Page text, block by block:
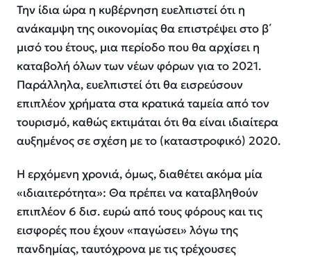
Την ίδια ώρα η κυβέρνηση ευελπιστεί ότι η
ανάκαμψη της οικονομίας θα επιστρέψει στο β΄
μισό του έτους, μια περίοδο που θα αρχίσει η
καταβολή όλων των νέων φόρων για το 2021.
Παράλληλα, ευελπιστεί ότι θα εισρεύσουν
επιπλέον χρήματα στα κρατικά ταμεία από τον
τουρισμό, καθώς εκτιμάται ότι θα είναι ιδιαίτερα
αυξημένος σε σχέση με το (καταστροφικό) 2020.
Η ερχόμενη χρονιά, όμως, διαθέτει ακόμα μία
«ιδιαιτερότητα»: Θα πρέπει να καταβληθούν
επιπλέον 6 δισ. ευρώ από τους φόρους και τις
εισφορές που έχουν «παγώσει» λόγω της
πανδημίας, ταυτόχρονα με τις τρέχουσες